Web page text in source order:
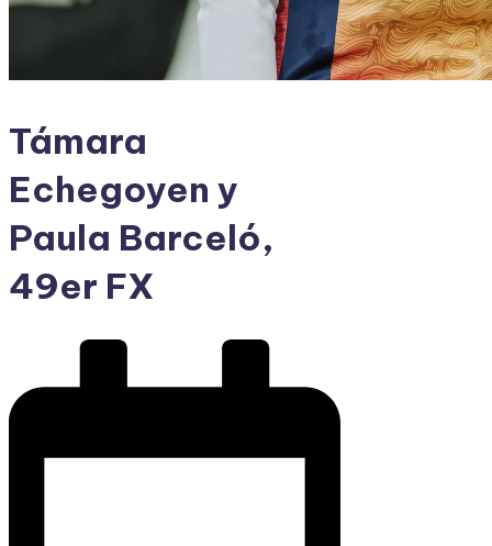
Támara
Echegoyen y
Paula Barceló,
49er FX